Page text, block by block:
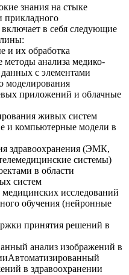
знания на стыке
прикладного
в себя следующие
и их обработка
методы анализа медико-
с элементами
моделирования
приложений и облачные
живых систем
и компьютерные модели в
здравоохранения (ЭМК,
системы)
в области
систем
исследований
обучения (нейронные
принятия решений в
анализ изображений в
в здравоохранении